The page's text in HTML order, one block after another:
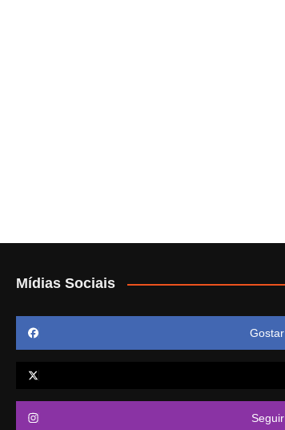
Mídias Sociais
Gostar
Seguir